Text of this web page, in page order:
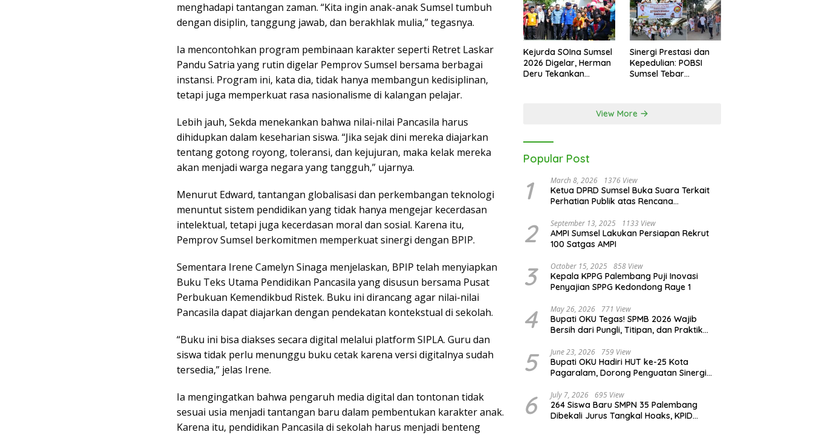
menghadapi tantangan zaman. “Kita ingin anak-anak Sumsel tumbuh
dengan disiplin, tanggung jawab, dan berakhlak mulia,” tegasnya.
Ia mencontohkan program pembinaan karakter seperti Retret Laskar
Pandu Satria yang rutin digelar Pemprov Sumsel bersama berbagai
instansi. Program ini, kata dia, tidak hanya membangun kedisiplinan,
tetapi juga memperkuat rasa nasionalisme di kalangan pelajar.
Lebih jauh, Sekda menekankan bahwa nilai-nilai Pancasila harus
dihidupkan dalam keseharian siswa. “Jika sejak dini mereka diajarkan
tentang gotong royong, toleransi, dan kejujuran, maka kelak mereka
akan menjadi warga negara yang tangguh,” ujarnya.
Menurut Edward, tantangan globalisasi dan perkembangan teknologi
menuntut sistem pendidikan yang tidak hanya mengejar kecerdasan
intelektual, tetapi juga kecerdasan moral dan sosial. Karena itu,
Pemprov Sumsel berkomitmen memperkuat sinergi dengan BPIP.
Sementara Irene Camelyn Sinaga menjelaskan, BPIP telah menyiapkan
Buku Teks Utama Pendidikan Pancasila yang disusun bersama Pusat
Perbukuan Kemendikbud Ristek. Buku ini dirancang agar nilai-nilai
Pancasila dapat diajarkan dengan pendekatan kontekstual di sekolah.
“Buku ini bisa diakses secara digital melalui platform SIPLA. Guru dan
siswa tidak perlu menunggu buku cetak karena versi digitalnya sudah
tersedia,” jelas Irene.
Ia mengingatkan bahwa pengaruh media digital dan tontonan tidak
sesuai usia menjadi tantangan baru dalam pembentukan karakter anak.
Karena itu, pendidikan Pancasila di sekolah harus menjadi benteng
Kejurda SOIna Sumsel
2026 Digelar, Herman
Deru Tekankan
Sinergi Prestasi dan
Kepedulian: POBSI
Sumsel Tebar
View More
Popular Post
1 March 8, 2026 1376 View
Ketua DPRD Sumsel Buka Suara Terkait
Perhatian Publik atas Rencana
2 September 13, 2025 1133 View
AMPI Sumsel Lakukan Persiapan Rekrut
100 Satgas AMPI
3 October 15, 2025 858 View
Kepala KPPG Palembang Puji Inovasi
Penyajian SPPG Kedondong Raye 1
4 May 26, 2026 771 View
Bupati OKU Tegas! SPMB 2026 Wajib
Bersih dari Pungli, Titipan, dan Praktik
5 June 23, 2026 759 View
Bupati OKU Hadiri HUT ke-25 Kota
Pagaralam, Dorong Penguatan Sinergi
6 July 7, 2026 695 View
264 Siswa Baru SMPN 35 Palembang
Dibekali Jurus Tangkal Hoaks, KPID